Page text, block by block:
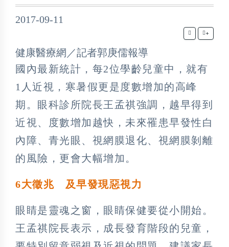
2017-09-11
+
健康醫療網／記者郭庚儒報導
國內最新統計，每2位學齡兒童中，就有
1人近視，寒暑假更是度數增加的高峰
期。眼科診所院長王孟祺強調，越早得到
近視、度數增加越快，未來罹患早發性白
內障、青光眼、視網膜退化、視網膜剝離
的風險，更會大幅增加。
6大徵兆 及早發現惡視力
眼睛是靈魂之窗，眼睛保健要從小開始。
王孟祺院長表示，成長發育階段的兒童，